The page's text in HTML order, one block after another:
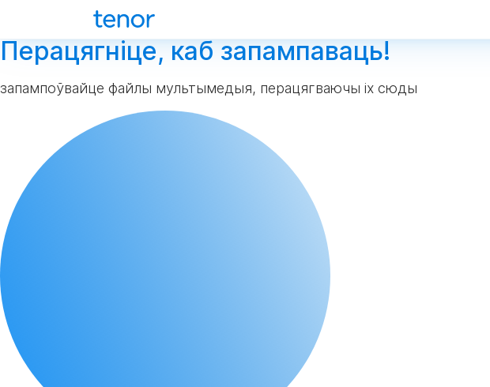
Перацягніце, каб запампаваць!
запампоўвайце файлы мультымедыя, перацягваючы іх сюды